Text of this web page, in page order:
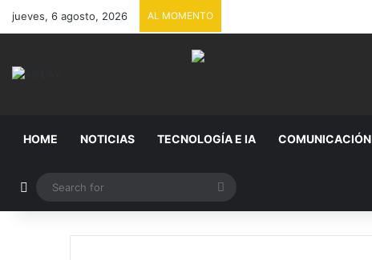
jueves, 6 agosto, 2026 AL MOMENTO
HOME NOTICIAS TECNOLOGÍA E IA COMUNICACIÓN
Random Article
Search
for